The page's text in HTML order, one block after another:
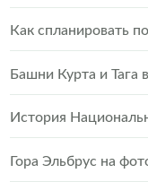
Как спланировать
Башни Курта и Тага
История
Гора Эльбрус на